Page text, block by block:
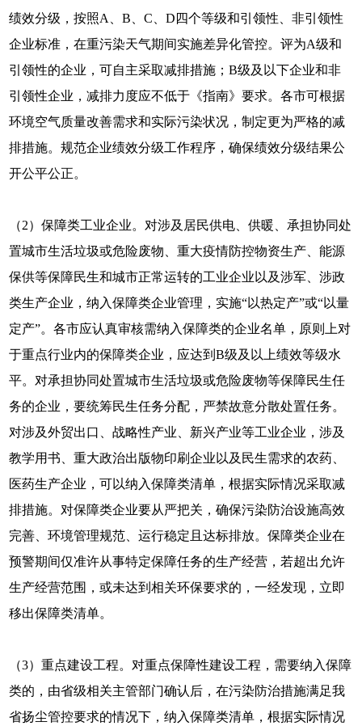
绩效分级，按照A、B、C、D四个等级和引领性、非引领性
企业标准，在重污染天气期间实施差异化管控。评为A级和
引领性的企业，可自主采取减排措施；B级及以下企业和非
引领性企业，减排力度应不低于《指南》要求。各市可根据
环境空气质量改善需求和实际污染状况，制定更为严格的减
排措施。规范企业绩效分级工作程序，确保绩效分级结果公
开公平公正。
（2）保障类工业企业。对涉及居民供电、供暖、承担协同处
置城市生活垃圾或危险废物、重大疫情防控物资生产、能源
保供等保障民生和城市正常运转的工业企业以及涉军、涉政
类生产企业，纳入保障类企业管理，实施“以热定产”或“以量
定产”。各市应认真审核需纳入保障类的企业名单，原则上对
于重点行业内的保障类企业，应达到B级及以上绩效等级水
平。对承担协同处置城市生活垃圾或危险废物等保障民生任
务的企业，要统筹民生任务分配，严禁故意分散处置任务。
对涉及外贸出口、战略性产业、新兴产业等工业企业，涉及
教学用书、重大政治出版物印刷企业以及民生需求的农药、
医药生产企业，可以纳入保障类清单，根据实际情况采取减
排措施。对保障类企业要从严把关，确保污染防治设施高效
完善、环境管理规范、运行稳定且达标排放。保障类企业在
预警期间仅准许从事特定保障任务的生产经营，若超出允许
生产经营范围，或未达到相关环保要求的，一经发现，立即
移出保障类清单。
（3）重点建设工程。对重点保障性建设工程，需要纳入保障
类的，由省级相关主管部门确认后，在污染防治措施满足我
省扬尘管控要求的情况下，纳入保障类清单，根据实际情况